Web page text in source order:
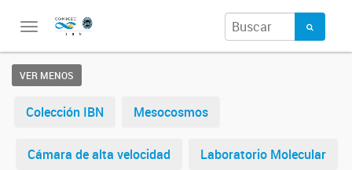
Toggle
VER MENOS
Colección IBN Mesocosmos
Cámara de alta velocidad Laboratorio Molecular